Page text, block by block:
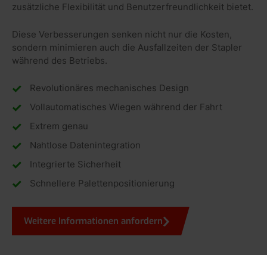
zusätzliche Flexibilität und Benutzerfreundlichkeit bietet.
Diese Verbesserungen senken nicht nur die Kosten,
sondern minimieren auch die Ausfallzeiten der Stapler
während des Betriebs.
Revolutionäres mechanisches Design
Vollautomatisches Wiegen während der Fahrt
Extrem genau
Nahtlose Datenintegration
Integrierte Sicherheit
Schnellere Palettenpositionierung
Weitere Informationen anfordern